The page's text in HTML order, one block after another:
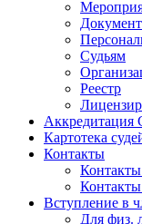
Судьям
Реестр
Картотека
Контакты
Вступление в
Для физ.